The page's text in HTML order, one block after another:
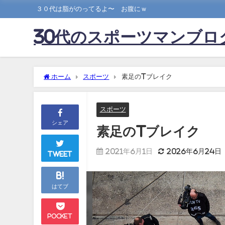
３０代は脂がのってるよ〜 お腹にｗ
30代のスポーツマンブロ
ホーム スポーツ 素足のTブレイク
シェア
Tweet
B!
はてブ
Pocket
スポーツ
素足のTブレイク
2021年6月1日 2026年6月24日